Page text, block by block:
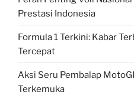
Prestasi Indonesia
Formula 1 Terkini: Kabar
Tercepat
Aksi Seru Pembalap
Terkemuka